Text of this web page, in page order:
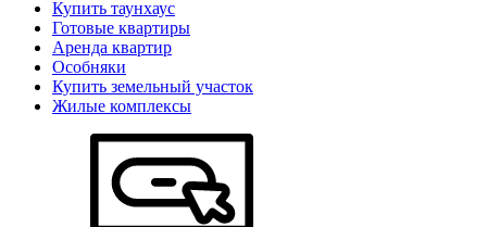
Купить таунхаус
Готовые квартиры
Аренда квартир
Особняки
Купить земельный участок
Жилые комплексы